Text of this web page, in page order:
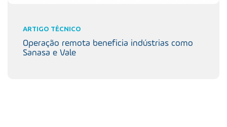
ARTIGO TÉCNICO
Operação remota beneficia indústrias como
Sanasa e Vale